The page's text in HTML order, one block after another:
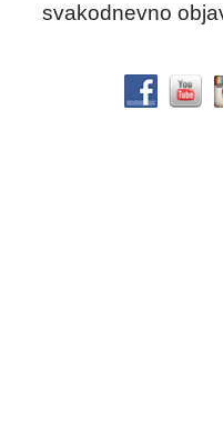
svakodnevno